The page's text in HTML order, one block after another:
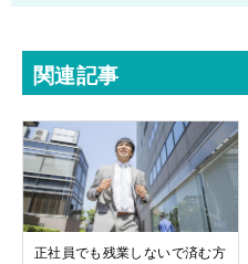
関連記事
正社員でも残業しないで済む方